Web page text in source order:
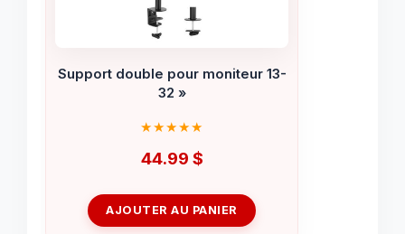
Support double pour moniteur 13-
32 »
44.99 $
AJOUTER AU PANIER